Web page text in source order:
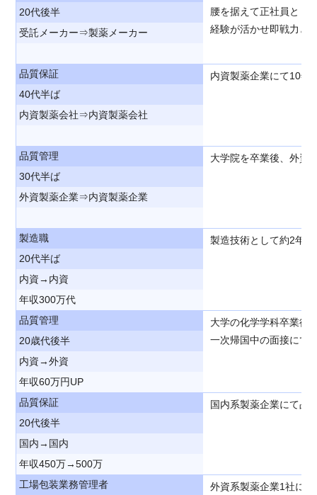
腰を据えて正社員とし
経験が活かせ即戦力と
20代後半
受託メーカー⇒製薬メーカー
品質保証
内資製薬企業にて10年
40代半ば
内資製薬会社⇒内資製薬会社
品質管理
大学院を卒業後、外資
30代半ば
外資製薬企業⇒内資製薬企業
製造職
製造技術として約2年
20代半ば
内資→内資
年収300万代
品質管理
大学の化学学科卒業後
一次帰国中の面接にて
20歳代後半
内資→外資
年収60万円UP
品質保証
国内系製薬企業にて品
20代後半
国内→国内
年収450万→500万
工場包装業務管理者
外資系製薬企業1社に